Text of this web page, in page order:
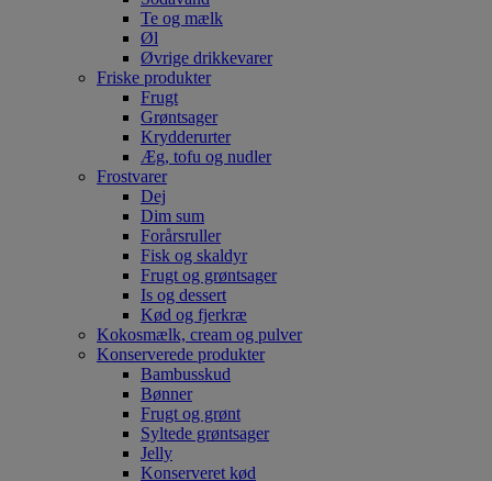
Te og mælk
Øl
Øvrige drikkevarer
Friske produkter
Frugt
Grøntsager
Krydderurter
Æg, tofu og nudler
Frostvarer
Dej
Dim sum
Forårsruller
Fisk og skaldyr
Frugt og grøntsager
Is og dessert
Kød og fjerkræ
Kokosmælk, cream og pulver
Konserverede produkter
Bambusskud
Bønner
Frugt og grønt
Syltede grøntsager
Jelly
Konserveret kød